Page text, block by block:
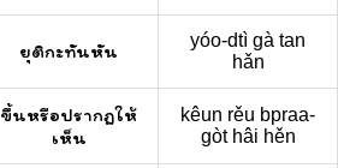
ยุติกะทันหัน
yóo-dtì gà tan
hǎn
ขึ้นหรือปรากฏให้
เห็น
kêun rěu bpraa-
gòt hâi hěn